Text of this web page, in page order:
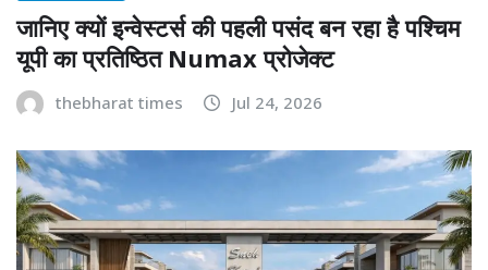
जानिए क्यों इन्वेस्टर्स की पहली पसंद बन रहा है पश्चिम
यूपी का प्रतिष्ठित Numax प्रोजेक्ट
thebharat times Jul 24, 2026